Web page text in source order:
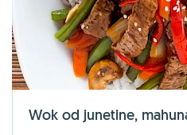
Wok od junetine,